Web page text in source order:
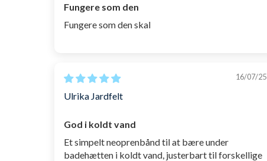
Fungere som den
Fungere som den skal
16/07/25
Ulrika Jardfelt
God i koldt vand
Et simpelt neoprenbånd til at bære under
badehætten i koldt vand, justerbart til forskellige